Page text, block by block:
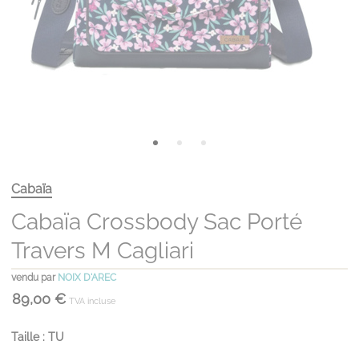
Cabaïa
Cabaïa Crossbody Sac Porté
Travers M Cagliari
vendu par NOIX D'AREC
89,00 € TVA incluse
Taille : TU